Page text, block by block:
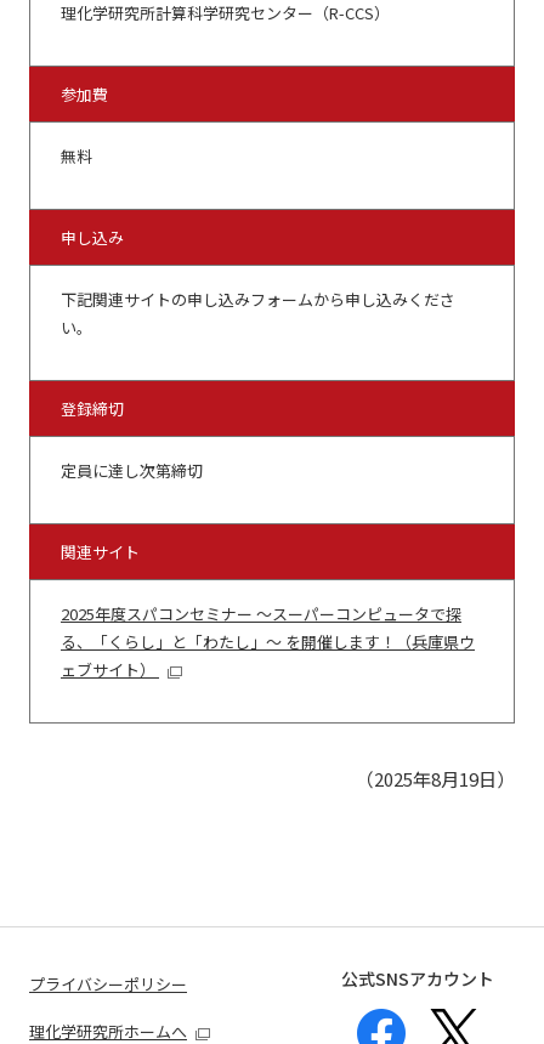
理化学研究所計算科学研究センター（R-CCS）
参加費
無料
申し込み
下記関連サイトの申し込みフォームから申し込みくださ
い。
登録締切
定員に達し次第締切
関連サイト
2025年度スパコンセミナー ～スーパーコンピュータで探
る、「くらし」と「わたし」～ を開催します！（兵庫県ウ
ェブサイト）
（2025年8月19日）
プライバシーポリシー
理化学研究所ホームへ
公式SNSアカウント